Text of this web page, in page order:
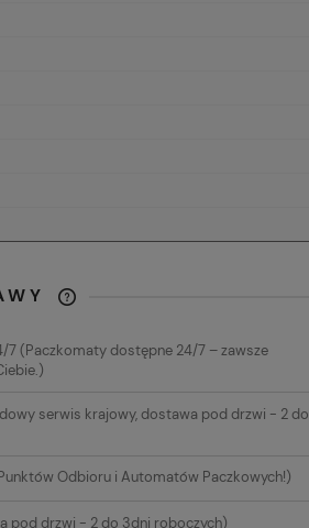
CENA NIE ZAWIERA
7(Paczkomaty dostępne 24/7 – zawsze
serwis krajowy, dostawa pod drzwi - 2 do
Odbioru i Automatów Paczkowych!)
pod drzwi - 2 do 3dni roboczych)